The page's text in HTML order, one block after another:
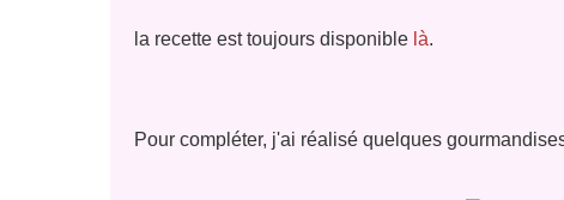
la recette est toujours disponible là.
Pour compléter, j'ai réalisé quelques